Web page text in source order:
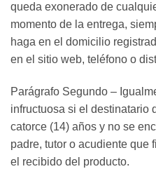
queda exonerado de
momento de la entrega,
haga en el domicilio
en el sitio web, teléfono o
Parágrafo Segundo –
infructuosa si el destinatario
catorce (14) años y no se
padre, tutor o acudiente que
el recibido del producto.